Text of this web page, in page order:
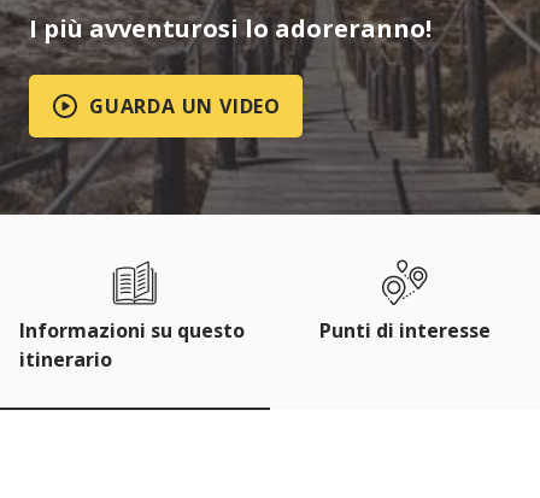
I più avventurosi lo adoreranno!
GUARDA UN VIDEO
Informazioni su questo
itinerario
Punti di interesse